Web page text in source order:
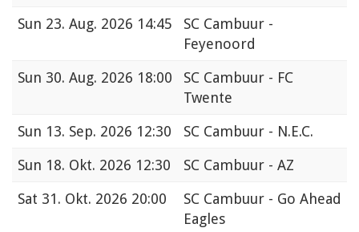
Sun 23. Aug. 2026 14:45
SC Cambuur -
Feyenoord
Sun 30. Aug. 2026 18:00
SC Cambuur - FC
Twente
Sun 13. Sep. 2026 12:30
SC Cambuur - N.E.C.
Sun 18. Okt. 2026 12:30
SC Cambuur - AZ
Sat 31. Okt. 2026 20:00
SC Cambuur - Go Ahead
Eagles